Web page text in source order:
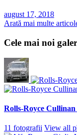
august 17, 2018
Arată mai multe
Cele mai noi
Rolls-Royce
11 fotografii View all